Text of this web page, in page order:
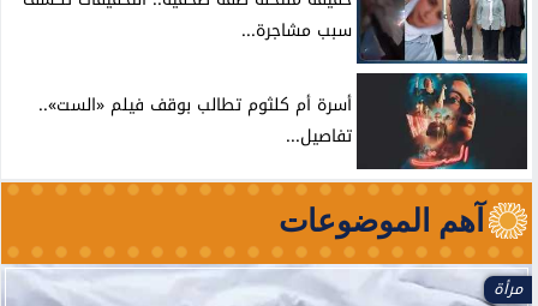
سبب مشاجرة...
أسرة أم كلثوم تطالب بوقف فيلم «الست»..
تفاصيل...
آهم الموضوعات
مرأة